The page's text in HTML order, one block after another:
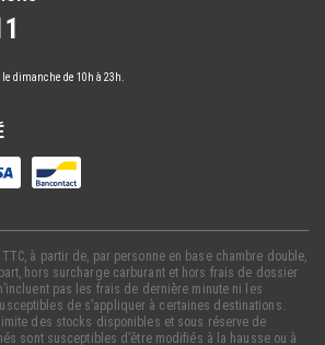
dimanche de 10h à 23h.
à partir de, par personne en base chambre double,
hors surcharge carburant et hors frais de dossier
pas les frais de dernière minute ni les
de s’appliquer à certaines destinations.
des stocks disponibles et sous réserve de
sont susceptibles d’être modifiés à la hausse ou à